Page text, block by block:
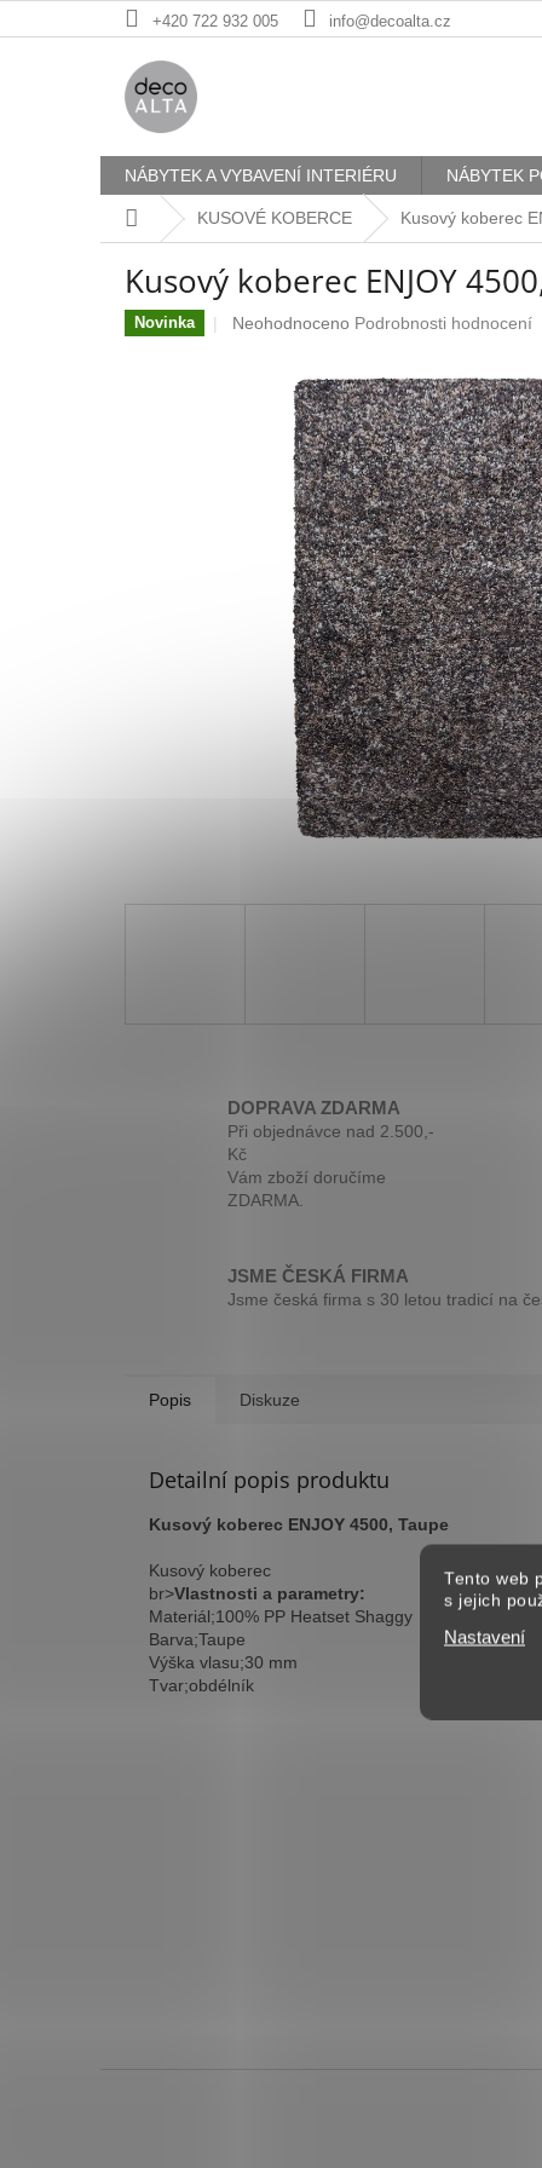
Tento web
s jejich
Nastavení
na
+420 722 932 005 info@decoalta.cz
NÁBYTEK A VYBAVENÍ INTERIÉRU NÁBYTEK
Domů KUSOVÉ KOBERCE Kusový koberec
Kusový koberec ENJOY
Novinka
Průměrné
hvězdiček.
Neohodnoceno Podrobnosti hodnocení
DOPRAVA ZDARMA
Při objednávce nad 2.500,-
Kč
Vám zboží doručíme
ZDARMA.
JSME ČESKÁ FIRMA
Jsme česká firma s 30 letou tradicí na
Popis Diskuze
Detailní popis produktu
Kusový koberec ENJOY 4500, Taupe
Kusový koberec
br>Vlastnosti a parametry:
Materiál;100% PP Heatset Shaggy
Barva;Taupe
Výška vlasu;30 mm
Tvar;obdélník